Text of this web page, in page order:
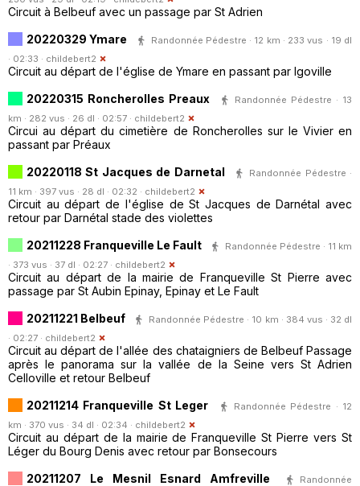
Circuit à Belbeuf avec un passage par St Adrien
20220329 Ymare
Randonnée Pédestre · 12 km · 233 vus · 19 dl
· 02:33 · childebert2
Circuit au départ de l'église de Ymare en passant par Igoville
20220315 Roncherolles Preaux
Randonnée Pédestre · 13
km · 282 vus · 26 dl · 02:57 · childebert2
Circui au départ du cimetière de Roncherolles sur le Vivier en
passant par Préaux
20220118 St Jacques de Darnetal
Randonnée Pédestre ·
11 km · 397 vus · 28 dl · 02:32 · childebert2
Circuit au départ de l'église de St Jacques de Darnétal avec
retour par Darnétal stade des violettes
20211228 Franqueville Le Fault
Randonnée Pédestre · 11 km
· 373 vus · 37 dl · 02:27 · childebert2
Circuit au départ de la mairie de Franqueville St Pierre avec
passage par St Aubin Epinay, Epinay et Le Fault
20211221 Belbeuf
Randonnée Pédestre · 10 km · 384 vus · 32 dl
· 02:27 · childebert2
Circuit au départ de l'allée des chataigniers de Belbeuf Passage
après le panorama sur la vallée de la Seine vers St Adrien
Celloville et retour Belbeuf
20211214 Franqueville St Leger
Randonnée Pédestre · 12
km · 370 vus · 34 dl · 02:34 · childebert2
Circuit au départ de la mairie de Franqueville St Pierre vers St
Léger du Bourg Denis avec retour par Bonsecours
20211207 Le Mesnil Esnard Amfreville
Randonnée